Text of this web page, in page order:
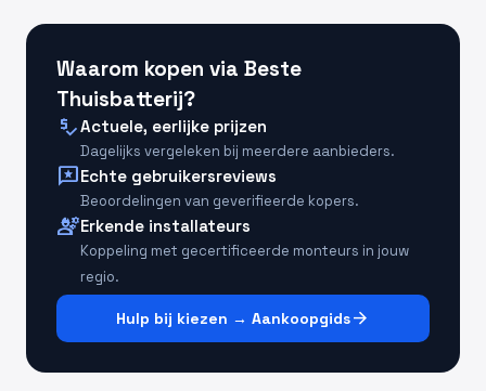
Waarom kopen via Beste
Thuisbatterij?
price_checkActuele, eerlijke prijzen
Dagelijks vergeleken bij meerdere aanbieders.
reviewsEchte gebruikersreviews
Beoordelingen van geverifieerde kopers.
engineeringErkende installateurs
Koppeling met gecertificeerde monteurs in jouw
regio.
Hulp bij kiezen → Aankoopgidsarrow_forward